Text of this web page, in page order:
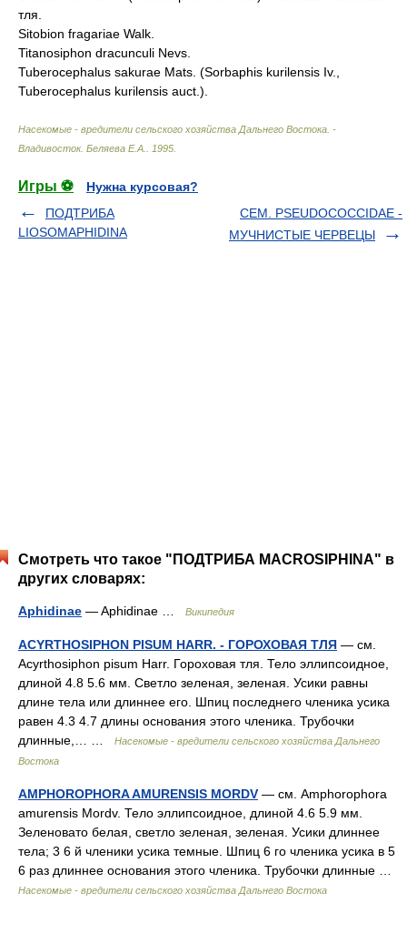
тля.
Sitobion fragariae Walk.
Titanosiphon dracunculi Nevs.
Tuberocephalus sakurae Mats. (Sorbaphis kurilensis Iv.,
Tuberocephalus kurilensis auct.).
Насекомые - вредители сельского хозяйства Дальнего Востока. -
Владивосток. Беляева Е.А. 1995
Игры ⚽
Нужна курсовая?
ПОДТРИБА
LIOSOMAPHIDINA
СЕМ. PSEUDOCOCCIDAE -
МУЧНИСТЫЕ ЧЕРВЕЦЫ
Смотреть что такое "ПОДТРИБА MACROSIPHINA" в
других словарях:
Aphidinae — Aphidinae … Википедия
ACYRTHOSIPHON PISUM HARR. - ГОРОХОВАЯ ТЛЯ — см.
Acyrthosiphon pisum Harr. Гороховая тля. Тело эллипсоидное,
длиной 4.8 5.6 мм. Светло зеленая, зеленая. Усики равны
длине тела или длиннее его. Шпиц последнего членика усика
равен 4.3 4.7 длины основания этого членика. Трубочки
длинные,… …
Насекомые - вредители сельского хозяйства Дальнего
Востока
AMPHOROPHORA AMURENSIS MORDV — см. Amphorophora
amurensis Mordv. Тело эллипсоидное, длиной 4.6 5.9 мм.
Зеленовато белая, светло зеленая, зеленая. Усики длиннее
тела; 3 6 й членики усика темные. Шпиц 6 го членика усика в 5
6 раз длиннее основания этого членика. Трубочки длинные …
Насекомые - вредители сельского хозяйства Дальнего Востока